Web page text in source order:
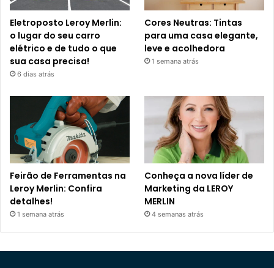
Eletroposto Leroy Merlin:
o lugar do seu carro
elétrico e de tudo o que
sua casa precisa!
6 dias atrás
Cores Neutras: Tintas
para uma casa elegante,
leve e acolhedora
1 semana atrás
Feirão de Ferramentas na
Leroy Merlin: Confira
detalhes!
1 semana atrás
Conheça a nova líder de
Marketing da LEROY
MERLIN
4 semanas atrás